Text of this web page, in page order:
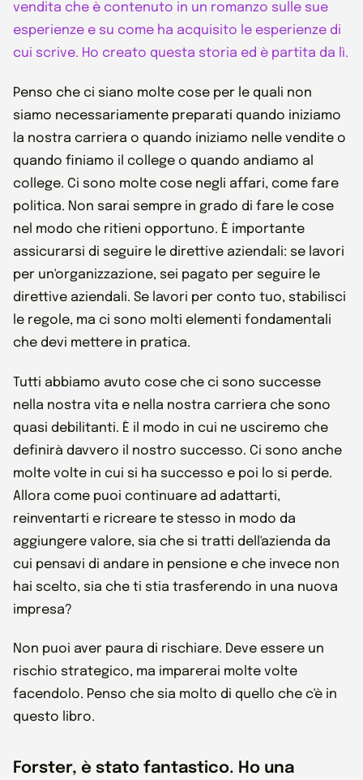
vendita che è contenuto in un romanzo sulle sue
esperienze e su come ha acquisito le esperienze di
cui scrive. Ho creato questa storia ed è partita da lì.
Penso che ci siano molte cose per le quali non
siamo necessariamente preparati quando iniziamo
la nostra carriera o quando iniziamo nelle vendite o
quando finiamo il college o quando andiamo al
college. Ci sono molte cose negli affari, come fare
politica. Non sarai sempre in grado di fare le cose
nel modo che ritieni opportuno. È importante
assicurarsi di seguire le direttive aziendali: se lavori
per un'organizzazione, sei pagato per seguire le
direttive aziendali. Se lavori per conto tuo, stabilisci
le regole, ma ci sono molti elementi fondamentali
che devi mettere in pratica.
Tutti abbiamo avuto cose che ci sono successe
nella nostra vita e nella nostra carriera che sono
quasi debilitanti. È il modo in cui ne usciremo che
definirà davvero il nostro successo. Ci sono anche
molte volte in cui si ha successo e poi lo si perde.
Allora come puoi continuare ad adattarti,
reinventarti e ricreare te stesso in modo da
aggiungere valore, sia che si tratti dell'azienda da
cui pensavi di andare in pensione e che invece non
hai scelto, sia che ti stia trasferendo in una nuova
impresa?
Non puoi aver paura di rischiare. Deve essere un
rischio strategico, ma imparerai molte volte
facendolo. Penso che sia molto di quello che c'è in
questo libro.
Forster, è stato fantastico. Ho una